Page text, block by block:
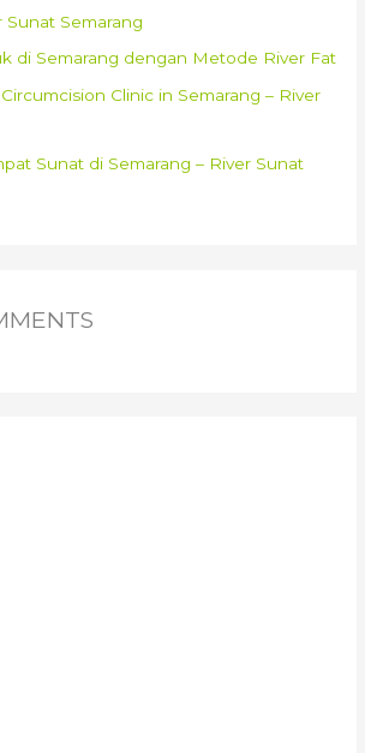
Sunat Semarang
di Semarang dengan Metode River Fat
Clinic in Semarang – River
Sunat di Semarang – River Sunat